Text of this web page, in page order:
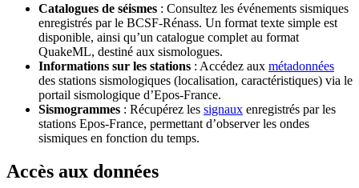
Catalogues de séismes : Consultez les événements sismiques
enregistrés par le BCSF-Rénass. Un format texte simple est
disponible, ainsi qu’un catalogue complet au format
QuakeML, destiné aux sismologues.
Informations sur les stations : Accédez aux métadonnées
des stations sismologiques (localisation, caractéristiques) via le
portail sismologique d’Epos-France.
Sismogrammes : Récupérez les signaux enregistrés par les
stations Epos-France, permettant d’observer les ondes
sismiques en fonction du temps.
Accès aux données